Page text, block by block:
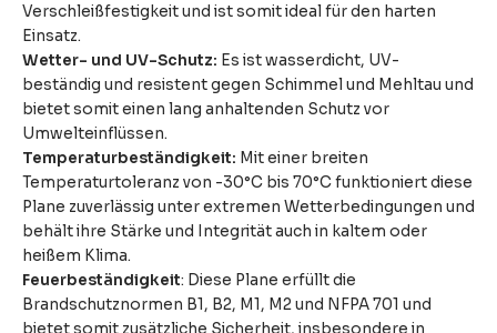
Verschleißfestigkeit und ist somit ideal für den harten
Einsatz.
Wetter- und UV-Schutz: Es ist wasserdicht, UV-
beständig und resistent gegen Schimmel und Mehltau und
bietet somit einen lang anhaltenden Schutz vor
Umwelteinflüssen.
Temperaturbeständigkeit: Mit einer breiten
Temperaturtoleranz von -30°C bis 70°C funktioniert diese
Plane zuverlässig unter extremen Wetterbedingungen und
behält ihre Stärke und Integrität auch in kaltem oder
heißem Klima.
Feuerbeständigkeit: Diese Plane erfüllt die
Brandschutznormen B1, B2, M1, M2 und NFPA 701 und
bietet somit zusätzliche Sicherheit, insbesondere in